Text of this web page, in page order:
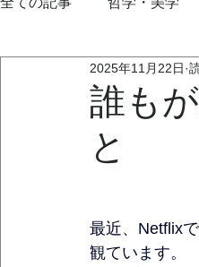
誰も
と
2025年11月22日
最近、Netflix
観ています。